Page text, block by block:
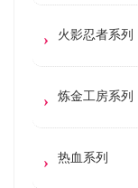
火影忍者系列
炼金工房系列
热血系列